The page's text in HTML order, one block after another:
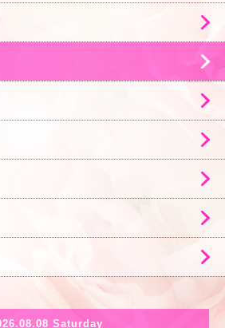
Saturday